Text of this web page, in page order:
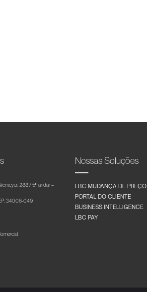
288 / 5º andar –
34006-049
Nossas Soluções
LBC MUDANÇA DE PREÇO
PORTAL DO CLIENTE
BUSINESS INTELLIGENCE
LBC PAY